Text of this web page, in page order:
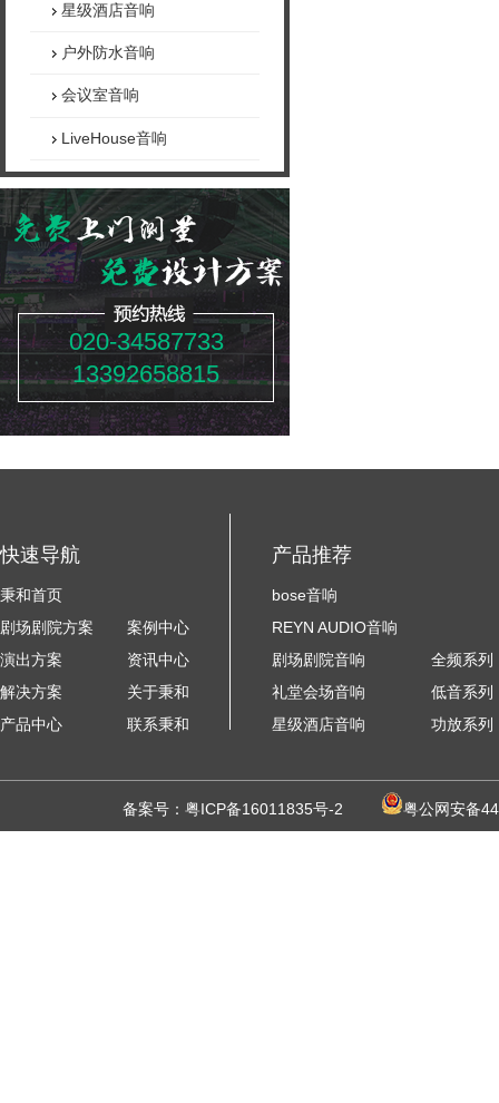
星级酒店音响
户外防水音响
会议室音响
LiveHouse音响
020-34587733
13392658815
快速导航
秉和首页
剧场剧院方案
演出方案
解决方案
产品中心
案例中心
资讯中心
关于秉和
联系秉和
产品推荐
bose音响
REYN AUDIO音响
剧场剧院音响
礼堂会场音响
星级酒店音响
全频系列
低音系列
功放系列
备案号： 粤ICP备16011835号-2 粤公网安备